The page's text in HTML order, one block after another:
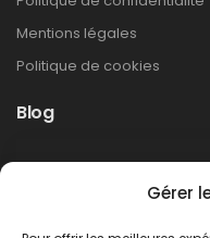
Gérer
Mentions légales
Politique de cookies
Blog
Non classé